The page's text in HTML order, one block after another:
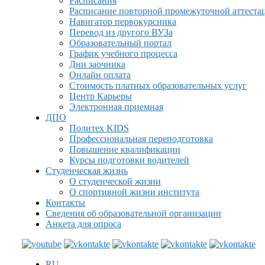
Расписание повторной промежуточной
Навигатор первокурсника
Перевод из другого ВУЗа
Образовательный портал
График учебного процесса
Дни заочника
Онлайн оплата
Стоимость платных образовательных услуг
Центр Карьеры
Электронная приемная
ДПО
Политех KIDS
Профессиональная переподготовка
Повышение квалификации
Курсы подготовки водителей
Студенческая жизнь
О студенческой жизни
О спортивной жизни института
Контакты
Сведения об образовательной организации
Анкета для опроса